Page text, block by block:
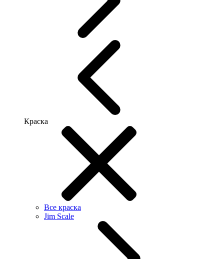
Краска
Все краска
Jim Scale